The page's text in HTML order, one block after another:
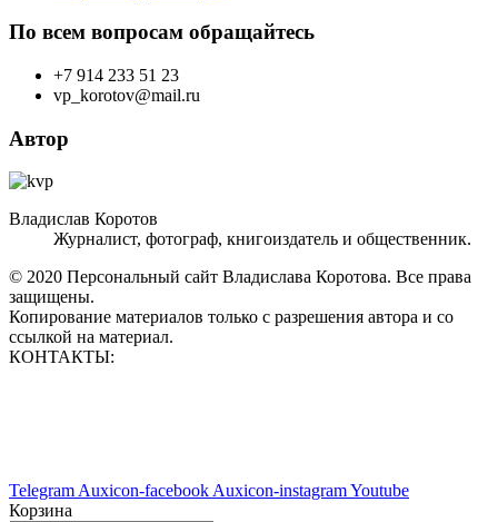
По всем вопросам обращайтесь
+7 914 233 51 23
vp_korotov@mail.ru
Автор
Владислав Коротов
Журналист, фотограф, книгоиздатель и общественник.
© 2020 Персональный сайт Владислава Коротова. Все права
защищены.
Копирование материалов только с разрешения автора и со
ссылкой на материал.
КОНТАКТЫ:
TelegramAuxicon-facebookAuxicon-instagramYoutube
Корзина